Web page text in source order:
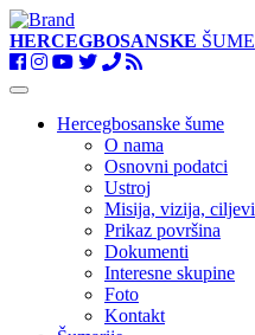
HERCEGBOSANSKE ŠUME
Toggle
navigationHercegbosanske šume
O nama
Osnovni podatci
Ustroj
Misija, vizija, ciljevi
Prikaz površina
Dokumenti
Interesne skupine
Foto
Kontakt